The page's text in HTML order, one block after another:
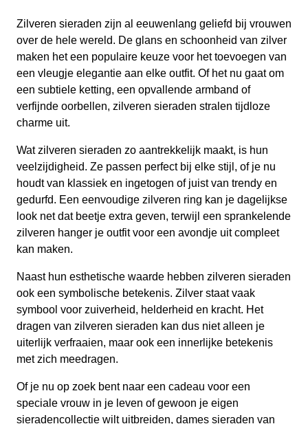
Zilveren sieraden zijn al eeuwenlang geliefd bij vrouwen
over de hele wereld. De glans en schoonheid van zilver
maken het een populaire keuze voor het toevoegen van
een vleugje elegantie aan elke outfit. Of het nu gaat om
een subtiele ketting, een opvallende armband of
verfijnde oorbellen, zilveren sieraden stralen tijdloze
charme uit.
Wat zilveren sieraden zo aantrekkelijk maakt, is hun
veelzijdigheid. Ze passen perfect bij elke stijl, of je nu
houdt van klassiek en ingetogen of juist van trendy en
gedurfd. Een eenvoudige zilveren ring kan je dagelijkse
look net dat beetje extra geven, terwijl een sprankelende
zilveren hanger je outfit voor een avondje uit compleet
kan maken.
Naast hun esthetische waarde hebben zilveren sieraden
ook een symbolische betekenis. Zilver staat vaak
symbool voor zuiverheid, helderheid en kracht. Het
dragen van zilveren sieraden kan dus niet alleen je
uiterlijk verfraaien, maar ook een innerlijke betekenis
met zich meedragen.
Of je nu op zoek bent naar een cadeau voor een
speciale vrouw in je leven of gewoon je eigen
sieradencollectie wilt uitbreiden, dames sieraden van